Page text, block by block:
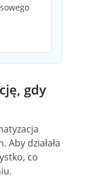
gdy
działała
co